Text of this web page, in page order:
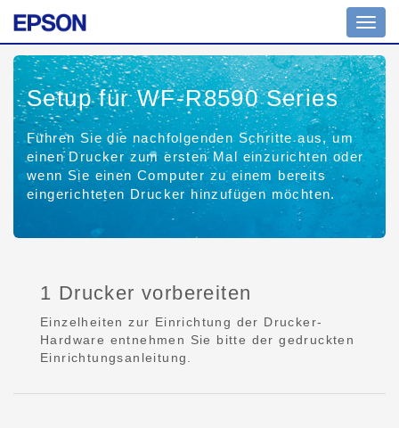
Setup für WF-R8590 Series
Führen Sie die nachfolgenden Schritte aus, um
einen Drucker zum ersten Mal einzurichten oder
wenn Sie einen Computer zu einem bereits
eingerichteten Drucker hinzufügen möchten.
1 Drucker vorbereiten
Einzelheiten zur Einrichtung der Drucker-
Hardware entnehmen Sie bitte der gedruckten
Einrichtungsanleitung.